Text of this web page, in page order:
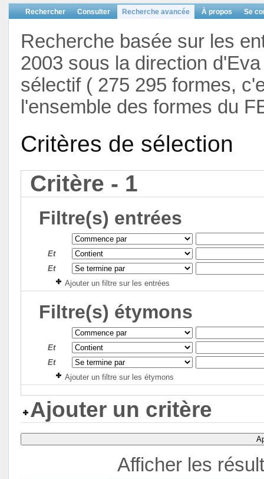
Rechercher Consulter Recherche avancée À propos Se
Recherche basée sur les
2003 sous la direction
sélectif ( 275 295 formes,
l'ensemble des formes du
Critères de sélection
Critère - 1
Filtre(s) entrées
Et
Et
Ajouter un filtre sur les entrées
Filtre(s) étymons
Et
Et
Ajouter un filtre sur les étymons
Ajouter un critère
Afficher les